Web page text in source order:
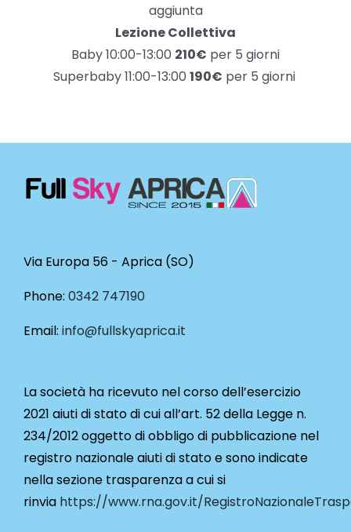
aggiunta
Lezione Collettiva
Baby 10:00-13:00 210€ per 5 giorni
Superbaby 11:00-13:00 190€ per 5 giorni
Via Europa 56 - Aprica (SO)
Phone: 0342 747190
Email: info@fullskyaprica.it
La società ha ricevuto nel corso dell’esercizio
2021 aiuti di stato di cui all’art. 52 della Legge n.
234/2012 oggetto di obbligo di pubblicazione nel
registro nazionale aiuti di stato e sono indicate
nella sezione trasparenza a cui si
rinvia https://www.rna.gov.it/